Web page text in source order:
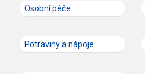
Osobní péče
Potraviny a nápoje